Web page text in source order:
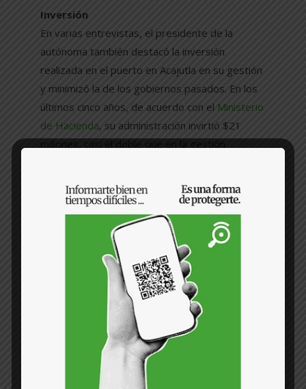
Inversión
En varias entrevistas, el presidente de la
autónoma también destacó la inversión
realizada en el puerto en Acajutla en su gestión
y minimizó la de los gobiernos pasados. En los
últimos cinco años, de acuerdo con el Ministerio
de Hacienda, su administración invirtió $21
obstante, hay que aclarar que buena parte del
gasto se gestó en 2019, año en que adquirió
una serie de grúas móviles portuarias,
valoradas en casi $8 millones. Esa adquisición
venía programada desde la gestión anterior.
Recientemente,el gobierno informó
acuerdo con el conglomerado turco Yilport
Holding Inc., que promete inversiones
millonarias para modernizar ese puerto y el de
La Unión a cambio de operar ambas
infraestructuras.